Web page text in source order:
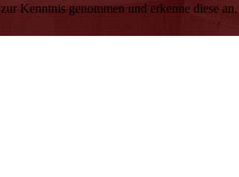
zur Kenntnis genommen und erkenne diese an.